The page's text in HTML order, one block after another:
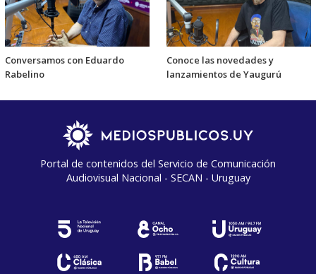
Conversamos con Eduardo
Rabelino
Conoce las novedades y
lanzamientos de Yaugurú
Portal de contenidos del Servicio de Comunicación
Audiovisual Nacional - SECAN - Uruguay